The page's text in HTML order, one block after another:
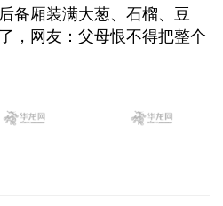
备厢装满大葱、石榴、豆
，网友：父母恨不得把整个